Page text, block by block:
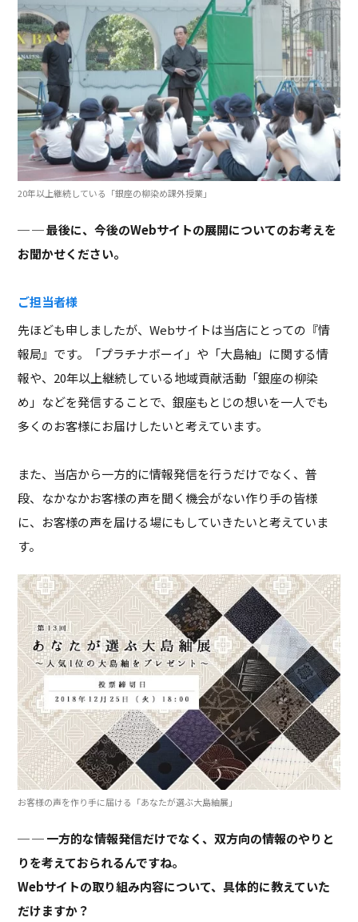
20年以上継続している「銀座の柳染め課外授業」
─ 最後に、今後のWebサイトの展開についてのお考えを
お聞かせください。
ご担当者様
先ほども申しましたが、Webサイトは当店にとっての『情
報局』です。「プラチナボーイ」や「大島紬」に関する情
報や、20年以上継続している地域貢献活動「銀座の柳染
め」などを発信することで、銀座もとじの想いを一人でも
多くのお客様にお届けしたいと考えています。
また、当店から一方的に情報発信を行うだけでなく、普
段、なかなかお客様の声を聞く機会がない作り手の皆様
に、お客様の声を届ける場にもしていきたいと考えていま
す。
お客様の声を作り手に届ける「あなたが選ぶ大島紬展」
─ 一方的な情報発信だけでなく、双方向の情報のやりと
りを考えておられるんですね。
Webサイトの取り組み内容について、具体的に教えていた
だけますか？